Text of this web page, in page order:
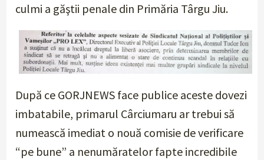
culmi a găştii penale din Primăria Târgu Jiu.
După ce GORJNEWS face publice aceste dovezi
imbatabile, primarul Cârciumaru ar trebui să
numească imediat o nouă comisie de verificare
“pe bune” a nenumăratelor fapte incredibile